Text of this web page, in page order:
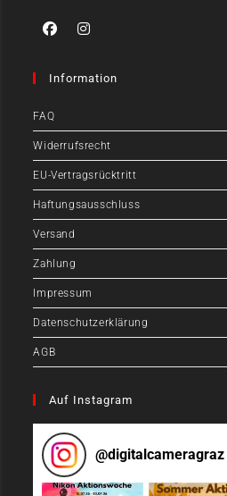
Information
FAQ
Widerrufsrecht
EU-Vertragsrücktritt
Haftungsausschluss
Versand
Zahlung
Impressum
Datenschutzerklärung
AGB
Auf Instagram
@digitalcameragraz